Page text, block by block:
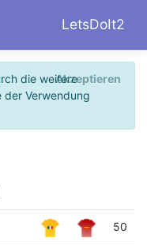
LetsDoIt2
die weitere
der Verwendung
Akzeptieren
50